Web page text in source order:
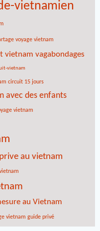
vietnamien
voyage vietnam
vietnam vagabondages
vietnam
circuit 15 jours
avec des enfants
vietnam
au vietnam
au Vietnam
vietnam guide privé